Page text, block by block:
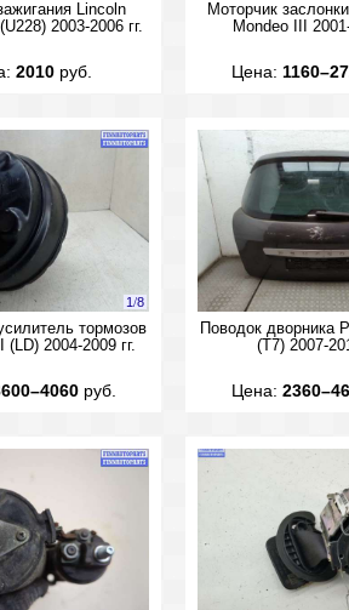
Lincoln
2003-2006 гг.
2010руб.
Моторчик
Mondeo III
Цена:
1/8
тормозов
(LD) 2004-2009 гг.
руб.
Поводок дворника
(T7) 2007-
Цена: